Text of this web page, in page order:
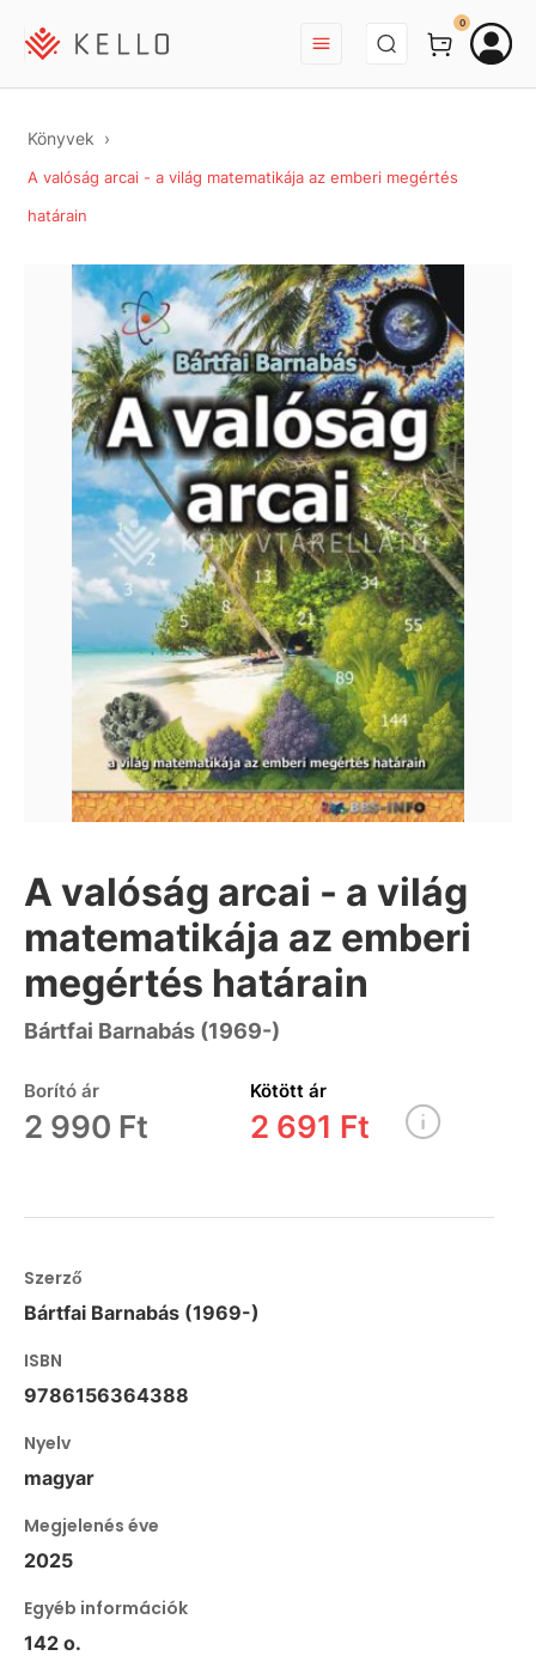
BEJELENTKEZÉS
0
Könyvek
A valóság arcai - a világ matematikája az emberi megértés
határain
A valóság arcai - a világ
matematikája az emberi
megértés határain
Bártfai Barnabás (1969-)
Borító ár
2 990 Ft
Kötött ár
2 691 Ft
Szerző
Bártfai Barnabás (1969-)
ISBN
9786156364388
Nyelv
magyar
Megjelenés éve
2025
Egyéb információk
142 o.